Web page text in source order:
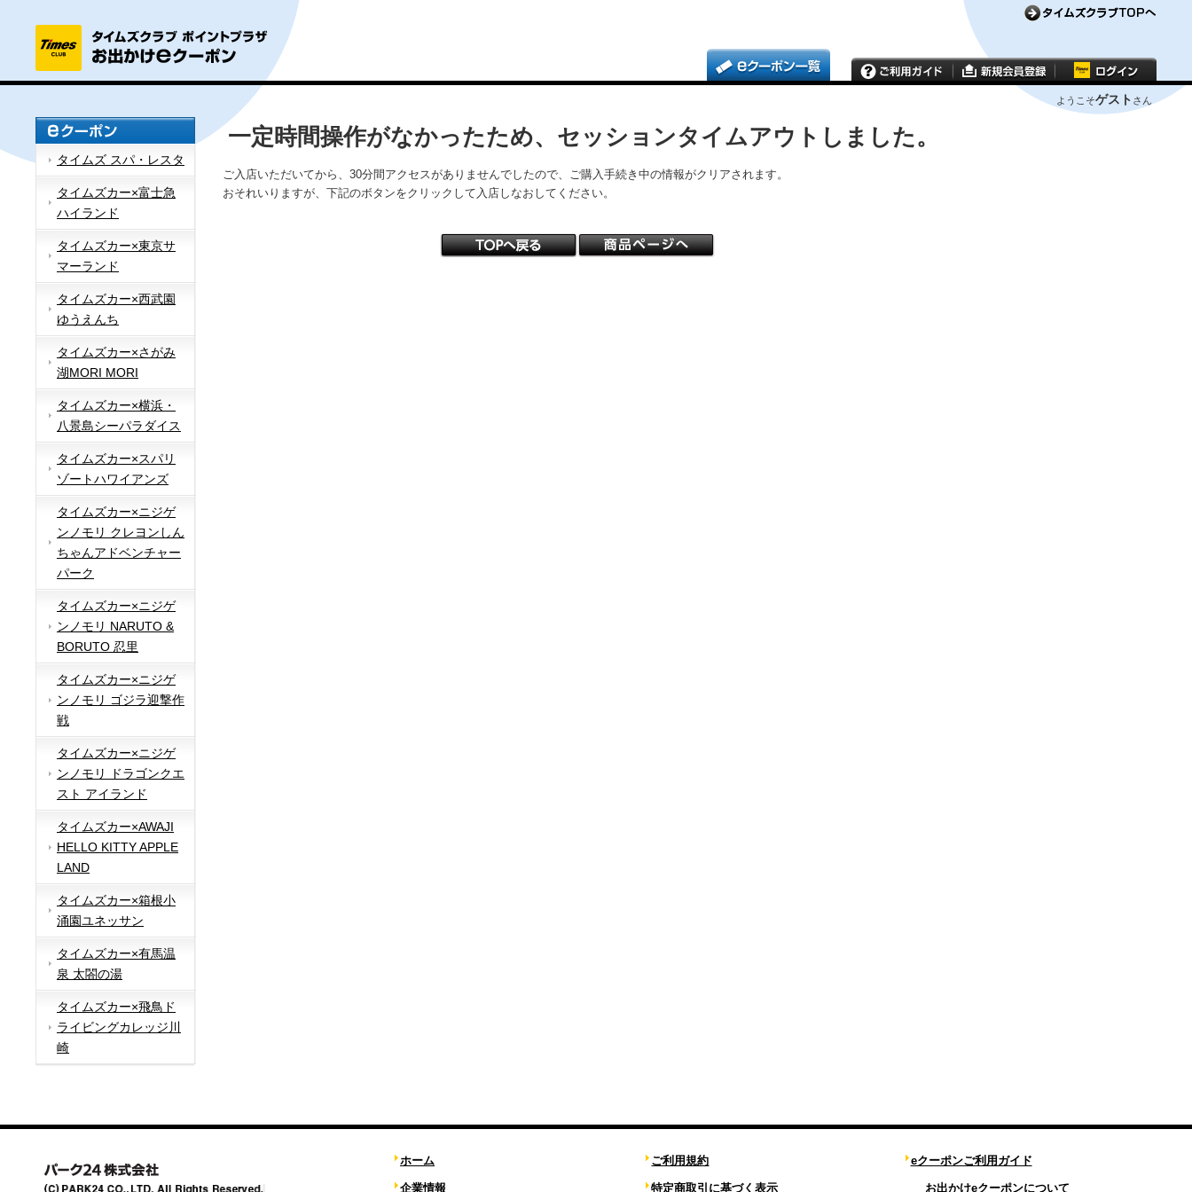
ようこそゲスト さん
タイムズ スパ・レスタ
タイムズカー×富士急
ハイランド
タイムズカー×東京サ
マーランド
タイムズカー×西武園
ゆうえんち
タイムズカー×さがみ
湖MORI MORI
タイムズカー×横浜・
八景島シーパラダイス
タイムズカー×スパリ
ゾートハワイアンズ
タイムズカー×ニジゲ
ンノモリ クレヨンしん
ちゃんアドベンチャー
パーク
タイムズカー×ニジゲ
ンノモリ NARUTO &
BORUTO 忍里
タイムズカー×ニジゲ
ンノモリ ゴジラ迎撃作
戦
タイムズカー×ニジゲ
ンノモリ ドラゴンクエ
スト アイランド
タイムズカー×AWAJI
HELLO KITTY APPLE
LAND
タイムズカー×箱根小
涌園ユネッサン
タイムズカー×有馬温
泉 太閤の湯
タイムズカー×飛鳥ド
ライビングカレッジ川
崎
一定時間操作がなかったため、セッションタイムアウトしました。
ご入店いただいてから、30分間アクセスがありませんでしたので、ご購入手続き中の情報がクリアされます。
おそれいりますが、下記のボタンをクリックして入店しなおしてください。
ホーム
企業情報
ご利用規約
特定商取引に基づく表示
eクーポンご利用ガイド
お出かけeクーポンについて